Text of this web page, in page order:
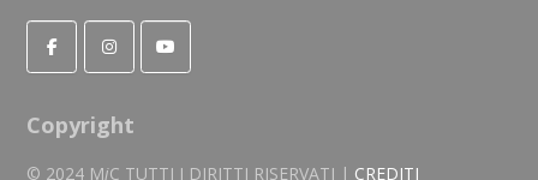
Copyright
© 2024 MiC TUTTI I DIRITTI RISERVATI | CREDITI